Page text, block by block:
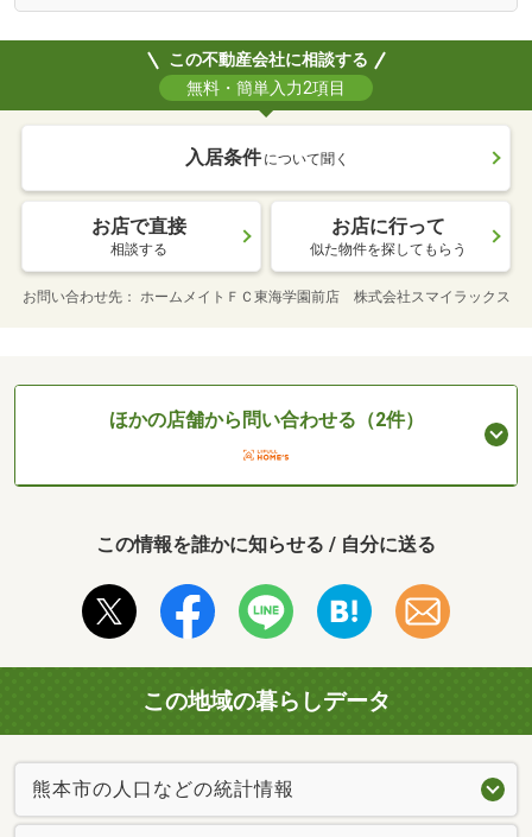
この不動産会社に相談する
無料・簡単入力2項目
入居条件 について聞く
お店で直接
相談する
お店に行って
似た物件を探してもらう
お問い合わせ先 ホームメイトＦＣ東海学園前店 株式会社スマイラックス
ほかの店舗から問い合わせる（2件）
この情報を誰かに知らせる / 自分に送る
この地域の暮らしデータ
熊本市の人口などの統計情報